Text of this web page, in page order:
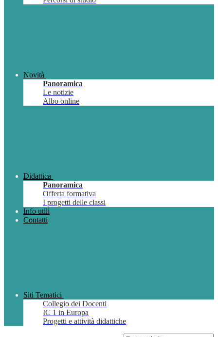
Novità
Panoramica
Le notizie
Albo online
Didattica
Panoramica
Offerta formativa
I progetti delle classi
Info utili
Contatti
Siti Tematici
Collegio dei Docenti
IC 1 in Europa
Progetti e attività didattiche